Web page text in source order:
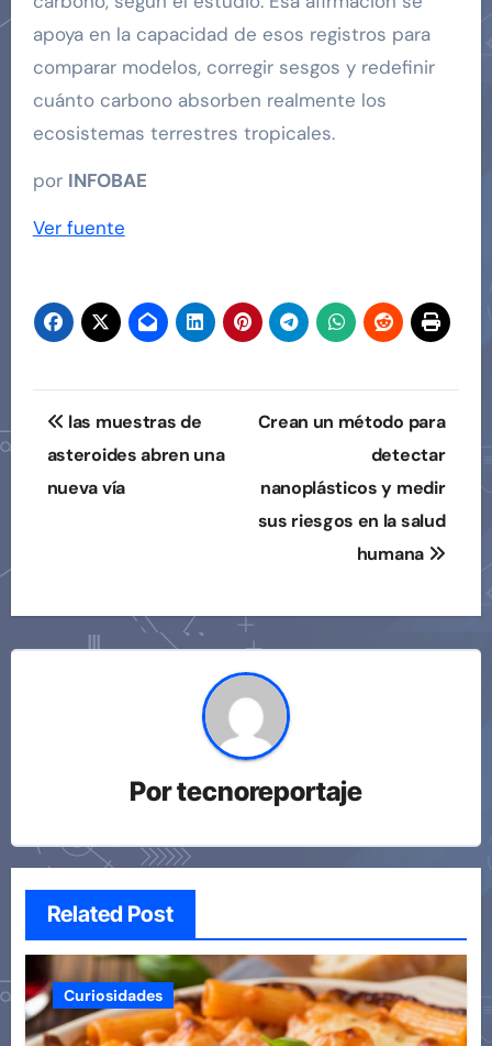
apoya en la capacidad de esos registros para
comparar modelos, corregir sesgos y redefinir
cuánto carbono absorben realmente los
ecosistemas terrestres tropicales.
por INFOBAE
Ver fuente
Navegación
de
entradas
las muestras de
asteroides abren una
nueva vía
Crean un método para
detectar
nanoplásticos y medir
sus riesgos en la salud
humana
Portecnoreportaje
Related Post
Curiosidades